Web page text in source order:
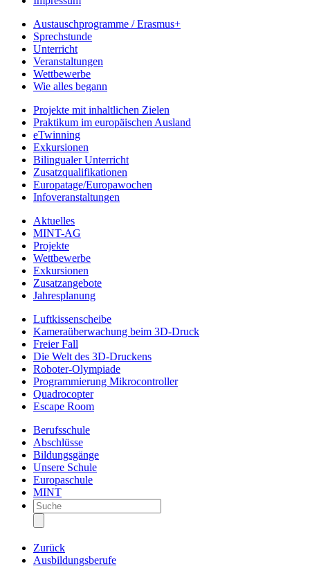
Austauschprogramme / Erasmus+
Sprechstunde
Unterricht
Veranstaltungen
Wettbewerbe
Wie alles begann
Projekte mit inhaltlichen Zielen
Praktikum im europäischen Ausland
eTwinning
Exkursionen
Bilingualer Unterricht
Zusatzqualifikationen
Europatage/Europawochen
Infoveranstaltungen
Aktuelles
MINT-AG
Projekte
Wettbewerbe
Exkursionen
Zusatzangebote
Jahresplanung
Luftkissenscheibe
Kameraüberwachung beim 3D-Druck
Freier Fall
Die Welt des 3D-Druckens
Roboter-Olympiade
Programmierung Mikrocontroller
Quadrocopter
Escape Room
Berufsschule
Abschlüsse
Bildungsgänge
Unsere Schule
Europaschule
MINT
Zurück
Ausbildungsberufe